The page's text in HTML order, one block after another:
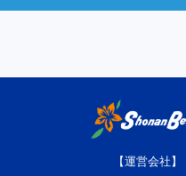
【運営会社】